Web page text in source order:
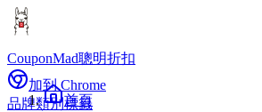
CouponMad聰明折扣
加到 Chrome
品牌類別標籤
首頁